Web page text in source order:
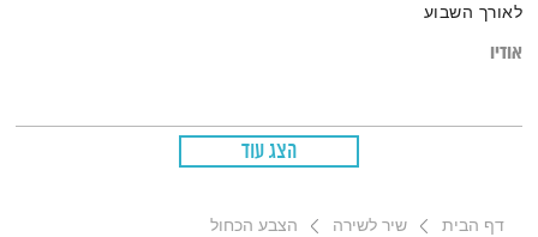
לאורך השבוע
אודיו
הצג עוד
דף הבית שיר לשירה הצבע הכחול